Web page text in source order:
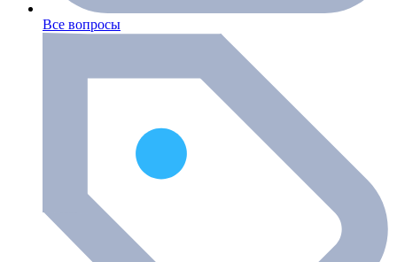
Все вопросы